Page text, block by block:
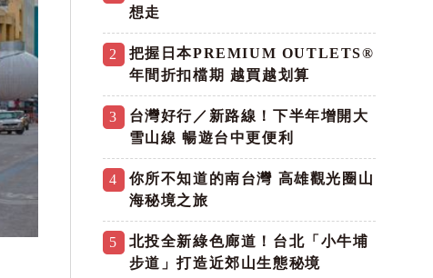
想走
2
把握日本PREMIUM OUTLETS®
年間折扣檔期 越買越划算
3
台灣好行／新路線！下半年增開大
雪山線 暢遊台中更便利
4
你所不知道的南台灣 高雄觀光圈山
海秘境之旅
5
北投全新綠色廊道！台北「小牛埔
步道」打造近郊山生態秘境